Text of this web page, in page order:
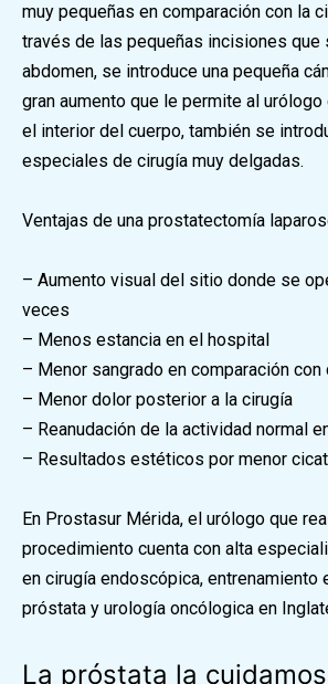
muy pequeñas en comparación con la
través de las pequeñas incisiones que
abdomen, se introduce una pequeña
gran aumento que le permite al
el interior del cuerpo, también se
especiales de cirugía muy delgadas.
Ventajas de una prostatectomía
– Aumento visual del sitio donde se
veces
– Menos estancia en el hospital
– Menor sangrado en comparación con
– Menor dolor posterior a la cirugía
– Reanudación de la actividad normal
– Resultados estéticos por menor
En Prostasur Mérida, el urólogo que
procedimiento cuenta con alta
en cirugía endoscópica, entrenamiento
próstata y urología oncólogica en
La próstata la